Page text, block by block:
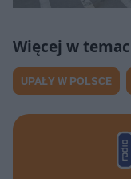
UPAŁY W POLSCE